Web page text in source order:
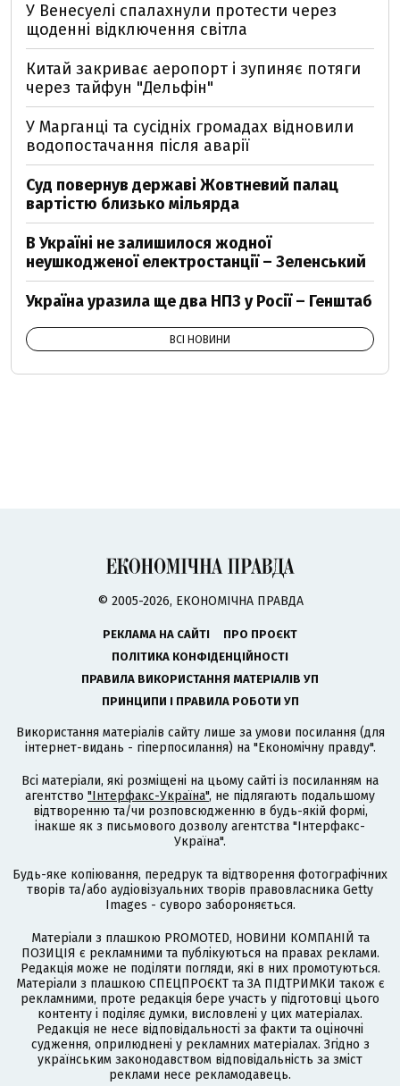
У Венесуелі спалахнули протести через
щоденні відключення світла
Китай закриває аеропорт і зупиняє потяги
через тайфун "Дельфін"
У Марганці та сусідніх громадах відновили
водопостачання після аварії
Суд повернув державі Жовтневий палац
вартістю близько мільярда
В Україні не залишилося жодної
неушкодженої електростанції – Зеленський
Україна уразила ще два НПЗ у Росії – Генштаб
ВСІ НОВИНИ
© 2005-2026, ЕКОНОМІЧНА ПРАВДА
РЕКЛАМА НА САЙТІ
ПРО ПРОЄКТ
ПОЛІТИКА КОНФІДЕНЦІЙНОСТІ
ПРАВИЛА ВИКОРИСТАННЯ МАТЕРІАЛІВ УП
ПРИНЦИПИ І ПРАВИЛА РОБОТИ УП
Використання матеріалів сайту лише за умови посилання (для
інтернет-видань - гіперпосилання) на "Економічну правду".
Всі матеріали, які розміщені на цьому сайті із посиланням на
агентство "Інтерфакс-Україна", не підлягають подальшому
відтворенню та/чи розповсюдженню в будь-якій формі,
інакше як з письмового дозволу агентства "Інтерфакс-
Україна".
Будь-яке копіювання, передрук та відтворення фотографічних
творів та/або аудіовізуальних творів правовласника Getty
Images - суворо забороняється.
Матеріали з плашкою PROMOTED, НОВИНИ КОМПАНІЙ та
ПОЗИЦІЯ є рекламними та публікуються на правах реклами.
Редакція може не поділяти погляди, які в них промотуються.
Матеріали з плашкою СПЕЦПРОЄКТ та ЗА ПІДТРИМКИ також є
рекламними, проте редакція бере участь у підготовці цього
контенту і поділяє думки, висловлені у цих матеріалах.
Редакція не несе відповідальності за факти та оціночні
судження, оприлюднені у рекламних матеріалах. Згідно з
українським законодавством відповідальність за зміст
реклами несе рекламодавець.